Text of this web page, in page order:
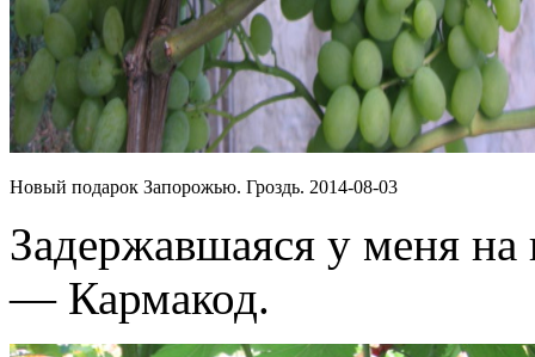
Новый подарок Запорожью. Гроздь. 2014-08-03
Задержавшаяся у меня
— Кармакод.